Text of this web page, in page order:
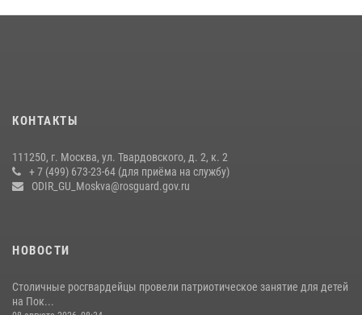
матче в Москве обеспечила Росгвардия (видео)
Росгвардецы проверили места массового пребывания молодежи в
КОНТАКТЫ
111250, г. Москва, ул. Твардовского, д. 2, к. 2
+ 7 (499) 673-23-64 (для приёма на службу)
ODIR_GU_Moskva@rosguard.gov.ru
НОВОСТИ
Столичные росгвардейцы провели патриотическое занятие для детей
на Пок...